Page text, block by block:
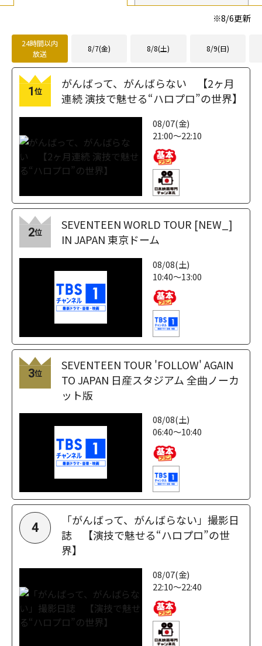
※8/6更新
24時間以内
放送
8/7(金) 8/8(土) 8/9(日)
1位
がんばって、がんばらない 【2ヶ月
連続 演技で魅せる“ハロプロ”の世界】
08/07(金)
21:00～22:10
2位
SEVENTEEN WORLD TOUR [NEW_]
IN JAPAN 東京ドーム
08/08(土)
10:40～13:00
3位
SEVENTEEN TOUR 'FOLLOW' AGAIN
TO JAPAN 日産スタジアム 全曲ノーカ
ット版
08/08(土)
06:40～10:40
4
「がんばって、がんばらない」撮影日
誌 【演技で魅せる“ハロプロ”の世
界】
08/07(金)
22:10～22:40